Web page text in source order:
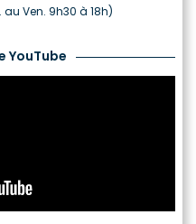
au Ven. 9h30 à 18h)
YouTube